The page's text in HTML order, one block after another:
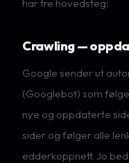
har tre hovedsteg:
Crawling —
Google sender ut
(Googlebot) som
nye og oppdaterte
sider og følger alle
edderkoppnett. Jo